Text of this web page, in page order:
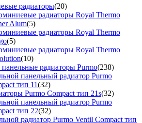
радиаторы(20)
радиаторы Royal Thermo
Alum(5)
радиаторы Royal Thermo
(5)
радиаторы Royal Thermo
(10)
радиаторы Purmo(238)
панельный радиатор Purmo
тип 11(32)
Purmo Compact тип 21s(32)
панельный радиатор Purmo
тип 22(32)
радиатор Purmo Ventil Compact тип